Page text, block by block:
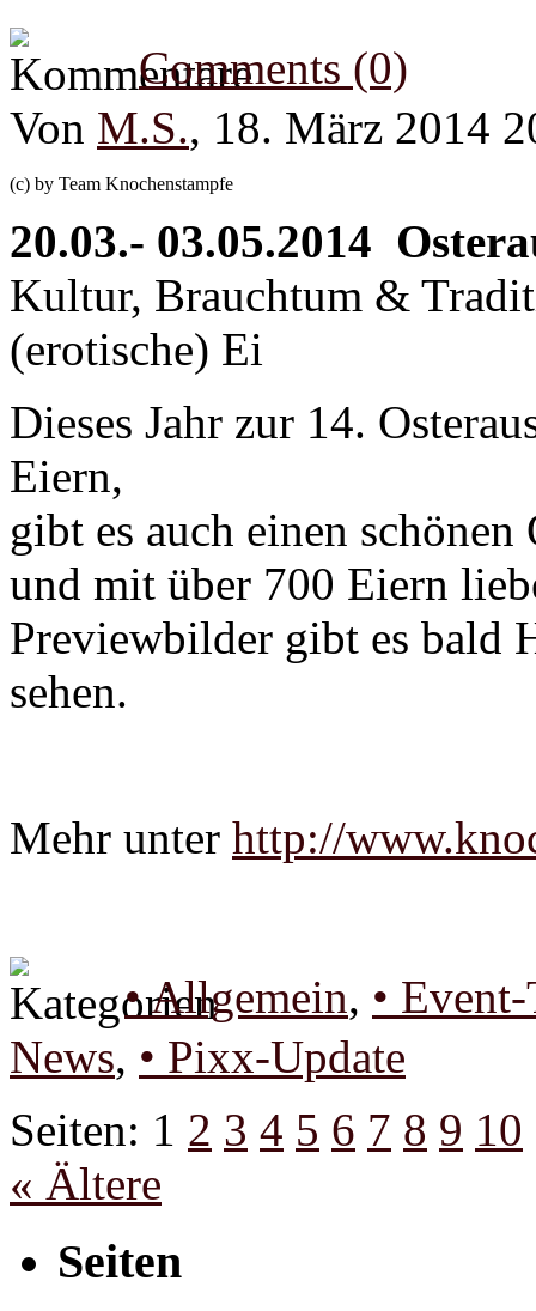
Comments (0)
Von M.S., 18. März 2014
(c) by Team Knochenstampfe
20.03.- 03.05.2014
Kultur, Brauchtum &
(erotische) Ei
Dieses Jahr zur 14.
Eiern,
gibt es auch einen
und mit über 700 Eiern
Previewbilder gibt es bald
sehen.
Mehr unter http://
• Allgemein, •
News, • Pixx-Update
Seiten: 1 2 3 4 5 6 7 8 9 10
« Ältere
Seiten